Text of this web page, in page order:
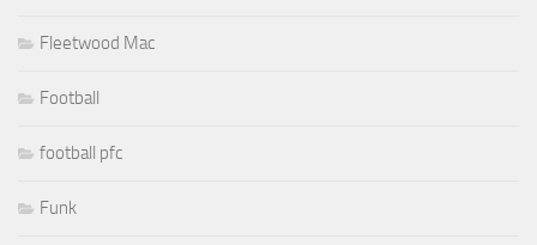
Fleetwood Mac
Football
football pfc
Funk